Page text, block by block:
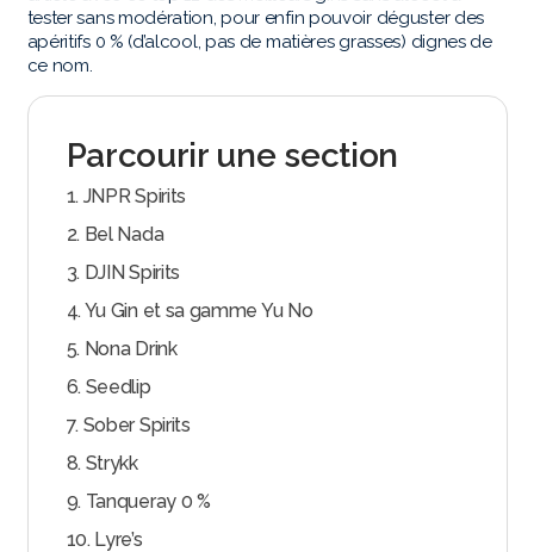
tester sans modération, pour enfin pouvoir déguster des
apéritifs 0 % (d’alcool, pas de matières grasses) dignes de
ce nom.
Parcourir une section
1. JNPR Spirits
2. Bel Nada
3. DJIN Spirits
4. Yu Gin et sa gamme Yu No
5. Nona Drink
6. Seedlip
7. Sober Spirits
8. Strykk
9. Tanqueray 0 %
10. Lyre’s